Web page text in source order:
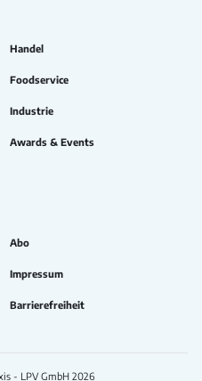
Handel
Foodservice
Industrie
Awards & Events
Abo
Impressum
Barrierefreiheit
- LPV GmbH 2026